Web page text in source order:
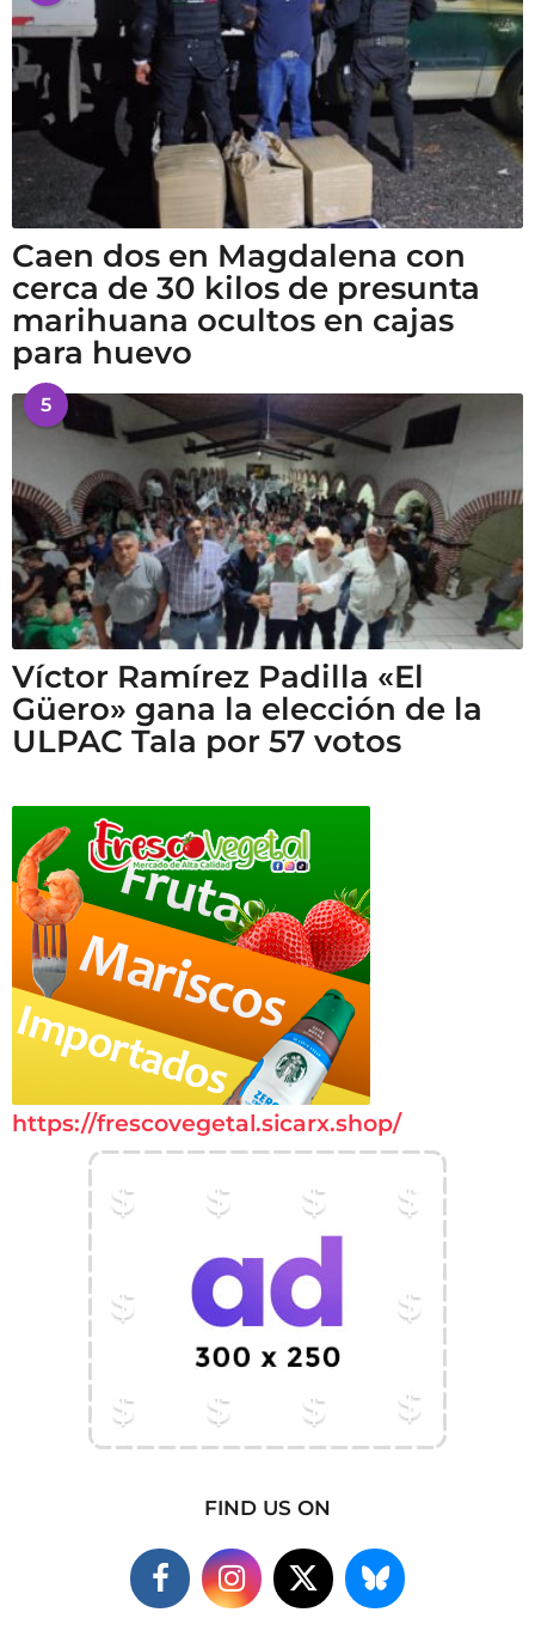
Caen dos en Magdalena con
cerca de 30 kilos de presunta
marihuana ocultos en cajas
para huevo
5
Víctor Ramírez Padilla «El
Güero» gana la elección de la
ULPAC Tala por 57 votos
https://frescovegetal.sicarx.shop/
FIND US ON